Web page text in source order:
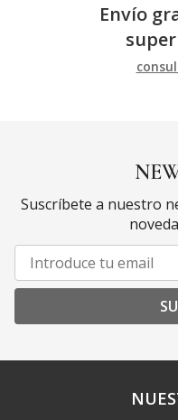
Envío
Suscríbete a nuestro